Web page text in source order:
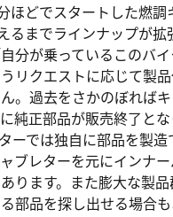
ほどでスタートした燃調
るまでラインナップが拡
分が乗っているこのバ
リクエストに応じて製
。過去をさかのぼれば
純正部品が販売終了と
ーでは独自に部品を製
ブレターを元にインナ
ります。また膨大な製
部品を探し出せる場合も